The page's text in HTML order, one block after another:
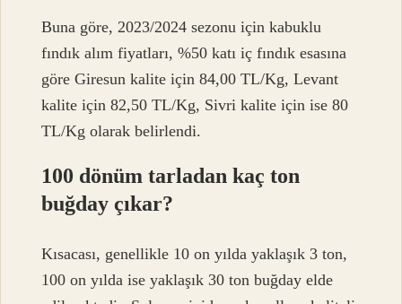
Buna göre, 2023/2024 sezonu için kabuklu
fındık alım fiyatları, %50 katı iç fındık esasına
göre Giresun kalite için 84,00 TL/Kg, Levant
kalite için 82,50 TL/Kg, Sivri kalite için ise 80
TL/Kg olarak belirlendi.
100 dönüm tarladan kaç ton
buğday çıkar?
Kısacası, genellikle 10 on yılda yaklaşık 3 ton,
100 on yılda ise yaklaşık 30 ton buğday elde